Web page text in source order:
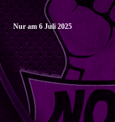
Nur am 6 Juli 2025